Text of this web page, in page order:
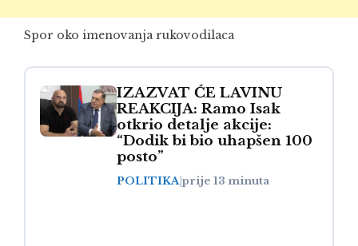
Spor oko imenovanja rukovodilaca
IZAZVAT ĆE LAVINU
REAKCIJA: Ramo Isak
otkrio detalje akcije:
“Dodik bi bio uhapšen 100
posto”
POLITIKAprije 13 minuta